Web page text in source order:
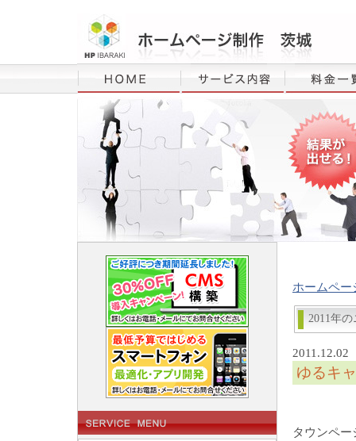
ホームペー
2011年
2011.12.02
ゆるキ
タウンペ